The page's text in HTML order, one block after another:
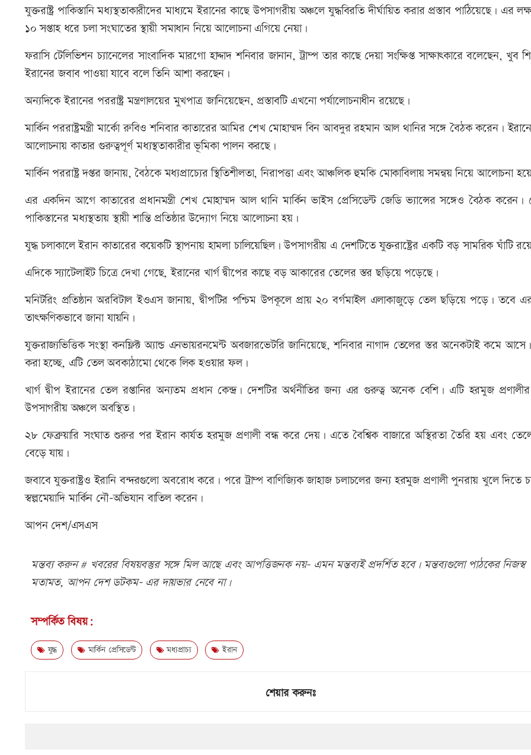
যুক্তরাষ্ট্র পাকিস্তানি মধ্যস্থতাকারীদের মাধ্যমে ইরানের কাছে উপসাগরীয় অঞ্চলে যুদ্ধবিরতি দীর্ঘায়িত করার প্রস্তাব পাঠিয়েছে। এর
১০ সপ্তাহ ধরে চলা সংঘাতের স্থায়ী সমাধান নিয়ে আলোচনা এগিয়ে নেয়া।
ফরাসি টেলিভিশন চ্যানেলের সাংবাদিক মারগো হাদ্দাদ শনিবার জানান, ট্রাম্প তার কাছে দেয়া সংক্ষিপ্ত সাক্ষাৎকারে বলেছেন, খুব
ইরানের জবাব পাওয়া যাবে বলে তিনি আশা করছেন।
অন্যদিকে ইরানের পররাষ্ট্র মন্ত্রণালয়ের মুখপাত্র জানিয়েছেন, প্রস্তাবটি এখনো পর্যালোচনাধীন রয়েছে।
মার্কিন পররাষ্ট্রমন্ত্রী মার্কো রুবিও শনিবার কাতারের আমির শেখ মোহাম্মদ বিন আবদুর রহমান আল থানির সঙ্গে বৈঠক করেন।
আলোচনায় কাতার গুরুত্বপূর্ণ মধ্যস্থতাকারীর ভূমিকা পালন করছে।
মার্কিন পররাষ্ট্র দপ্তর জানায়, বৈঠকে মধ্যপ্রাচ্যের স্থিতিশীলতা, নিরাপত্তা এবং আঞ্চলিক হুমকি মোকাবিলায় সমন্বয় নিয়ে আলোচনা
এর একদিন আগে কাতারের প্রধানমন্ত্রী শেখ মোহাম্মদ আল থানি মার্কিন ভাইস প্রেসিডেন্ট জেডি ভ্যান্সের সঙ্গেও বৈঠক করেন।
পাকিস্তানের মধ্যস্থতায় স্থায়ী শান্তি প্রতিষ্ঠার উদ্যোগ নিয়ে আলোচনা হয়।
যুদ্ধ চলাকালে ইরান কাতারের কয়েকটি স্থাপনায় হামলা চালিয়েছিল। উপসাগরীয় এ দেশটিতে যুক্তরাষ্ট্রের একটি বড় সামরিক ঘাঁটি
এদিকে স্যাটেলাইট চিত্রে দেখা গেছে, ইরানের খার্গ দ্বীপের কাছে বড় আকারের তেলের স্তর ছড়িয়ে পড়েছে।
মনিটরিং প্রতিষ্ঠান অরবিটাল ইওএস জানায়, দ্বীপটির পশ্চিম উপকূলে প্রায় ২০ বর্গমাইল এলাকাজুড়ে তেল ছড়িয়ে পড়ে। তবে
তাৎক্ষণিকভাবে জানা যায়নি।
যুক্তরাজ্যভিত্তিক সংস্থা কনফ্লিক্ট অ্যান্ড এনভায়রনমেন্ট অবজারভেটরি জানিয়েছে, শনিবার নাগাদ তেলের স্তর অনেকটাই কমে
করা হচ্ছে, এটি তেল অবকাঠামো থেকে লিক হওয়ার ফল।
খার্গ দ্বীপ ইরানের তেল রপ্তানির অন্যতম প্রধান কেন্দ্র। দেশটির অর্থনীতির জন্য এর গুরুত্ব অনেক বেশি। এটি হরমুজ
উপসাগরীয় অঞ্চলে অবস্থিত।
২৮ ফেব্রুয়ারি সংঘাত শুরুর পর ইরান কার্যত হরমুজ প্রণালী বন্ধ করে দেয়। এতে বৈশ্বিক বাজারে অস্থিরতা তৈরি হয় এবং
বেড়ে যায়।
জবাবে যুক্তরাষ্ট্রও ইরানি বন্দরগুলো অবরোধ করে। পরে ট্রাম্প বাণিজ্যিক জাহাজ চলাচলের জন্য হরমুজ প্রণালী পুনরায় খুলে দিতে
স্বল্পমেয়াদি মার্কিন নৌ-অভিযান বাতিল করেন।
আপন দেশ/এসএস
মন্তব্য করুন # খবরের বিষয়বস্তুর সঙ্গে মিল আছে এবং আপত্তিজনক নয়- এমন মন্তব্যই প্রদর্শিত হবে। মন্তব্যগুলো পাঠকের নিজস্ব
মতামত, আপন দেশ ডটকম- এর দায়ভার নেবে না।
সম্পর্কিত বিষয়:
যুদ্ধ মার্কিন প্রেসিডেন্ট মধ্যপ্রাচ্য ইরান
শেয়ার করুনঃ